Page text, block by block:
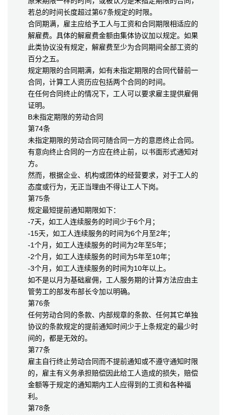
若总的时间长度超过第67条规定的时限。
合同期满，雇主应给予工人与工资和合同期限相适应的
解雇费。具体的解雇费金额由集体协议加以规定。如果
此类协议没有规定，解雇费至少为合同期间全部工资的
百分之五。
规定期限的合同期满，如有未指定期限的合同代替前一
合同，计算工人资历应包括两个合同的时间。
在任何合同终止的情况下，工人可以要求雇主提供雇佣
证明。
B未指定期限的劳动合同
第74条
未指定期限的劳动合同可随合同一方的意愿终止合同。
有意向终止合同的一方应在终止前，以书面形式通知对
方。
然而，根据企业、机构或团体的经营要求，对于工人的
态度或行为，无正当理由不得让工人下岗。
第75条
规定最短提前通知期限如下：
-7天，如工人连续服务的时间少于6个月；
-15天，如工人连续服务的时间为6个月至2年；
-1个月，如工人连续服务的时间为2年至5年；
-2个月，如工人连续服务的时间为5年至10年；
-3个月，如工人连续服务的时间为10年以上。
如不是以月为基础雇佣，工人服务期的计算方法应由主
管劳工的部发布部长令加以明确。
第76条
任何劳动合同的条款、内部规章的条款、任何其它单独
协议的条款规定的提前通知时间少于上条规定的最少时
间的，都是无效的。
第77条
雇主自行终止劳动合同而不提前通知或不遵守通知时限
的，雇主有义务承担赔偿因此给工人造成的损失，赔偿
金额等于规定的通知期内工人应得到的工资和各种福
利。
第78条